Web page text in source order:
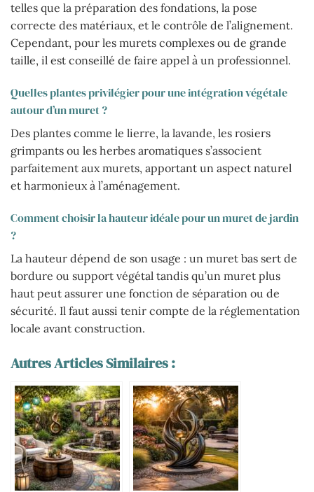
telles que la préparation des fondations, la pose
correcte des matériaux, et le contrôle de l’alignement.
Cependant, pour les murets complexes ou de grande
taille, il est conseillé de faire appel à un professionnel.
Quelles plantes privilégier pour une intégration végétale
autour d’un muret ?
Des plantes comme le lierre, la lavande, les rosiers
grimpants ou les herbes aromatiques s’associent
parfaitement aux murets, apportant un aspect naturel
et harmonieux à l’aménagement.
Comment choisir la hauteur idéale pour un muret de jardin
?
La hauteur dépend de son usage : un muret bas sert de
bordure ou support végétal tandis qu’un muret plus
haut peut assurer une fonction de séparation ou de
sécurité. Il faut aussi tenir compte de la réglementation
locale avant construction.
Autres Articles Similaires :